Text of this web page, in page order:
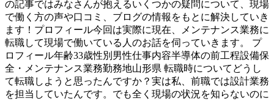
の記事ではみなさんが抱えるいくつかの疑問について、現場
で働く方の声や口コミ、ブログの情報をもとに解決していき
ます！プロフィール今回は実際に現在、メンテナンス業務に
転職して現場で働いている人のお話を伺っていきます。 プ
ロフィール年齢33歳性別男性仕事内容半導体の前工程設備保
全・メンテナンス業務勤務地山形県 転職時についてどうし
て転職しようと思ったんですか？実は私、前職では設計業務
を担当していたんです。でも全く現場の状況を知らないのに